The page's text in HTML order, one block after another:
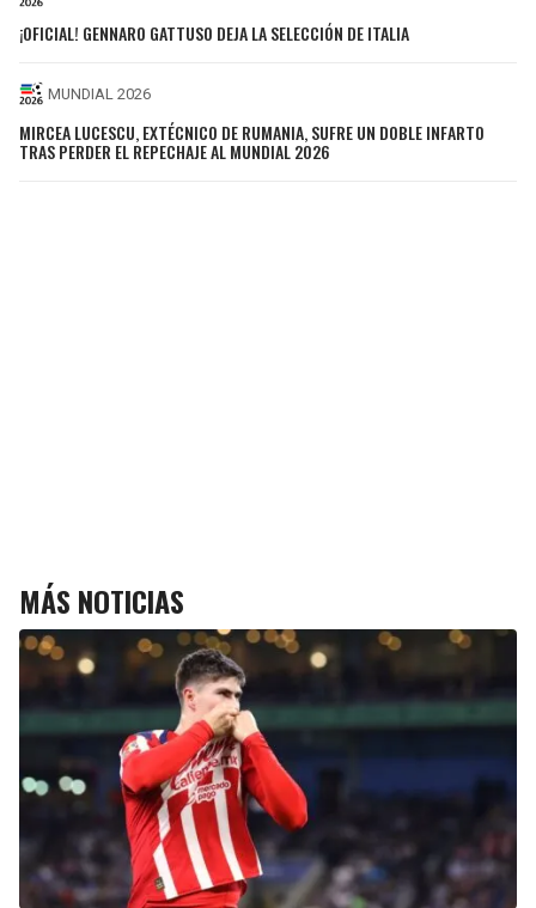
¡OFICIAL! GENNARO GATTUSO DEJA LA SELECCIÓN DE ITALIA
MUNDIAL 2026
MIRCEA LUCESCU, EXTÉCNICO DE RUMANIA, SUFRE UN DOBLE INFARTO
TRAS PERDER EL REPECHAJE AL MUNDIAL 2026
MÁS NOTICIAS